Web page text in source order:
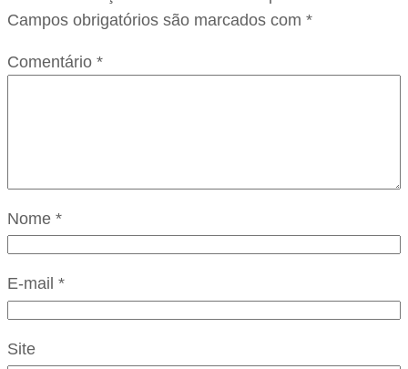
Campos obrigatórios são marcados com *
Comentário *
Nome *
E-mail *
Site